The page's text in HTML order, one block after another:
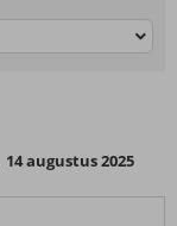
14 augustus 2025